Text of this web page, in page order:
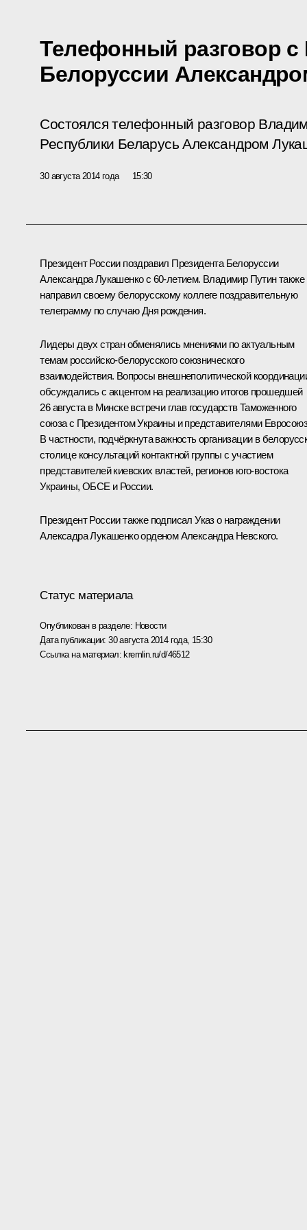
Телефонный разговор с
Белоруссии
Состоялся телефонный разговор
Республики Беларусь Александром
30 августа 2014 года 15:30
Президент России поздравил Президента Белоруссии
Александра Лукашенкос 60-летием. Владимир Путин также
направил своему белорусскому коллеге поздравительную
телеграмму по случаю Дня рождения.
Лидеры двух стран обменялись мнениями по актуальным
темам российско-белорусского союзнического
взаимодействия. Вопросы внешнеполитической
обсуждались с акцентом на реализацию итогов прошедшей
26 августа в Минске встречи глав государствТаможенного
союзас Президентом Украины и представителями
В частности, подчёркнута важность организации в
столице консультаций контактной группы с участием
представителей киевских властей, регионов юго-востока
Украины, ОБСЕ и России.
Президент России также подписал Указ о награждении
Алексадра Лукашенко орденом Александра Невского.
Статус материала
Опубликован в разделе: Новости
Дата публикации:30 августа 2014 года, 15:30
Ссылка на материал: kremlin.ru/d/46512